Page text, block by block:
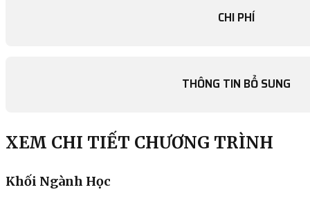
CHI PHÍ
THÔNG TIN BỔ SUNG
XEM CHI TIẾT CHƯƠNG TRÌNH
Khối Ngành Học